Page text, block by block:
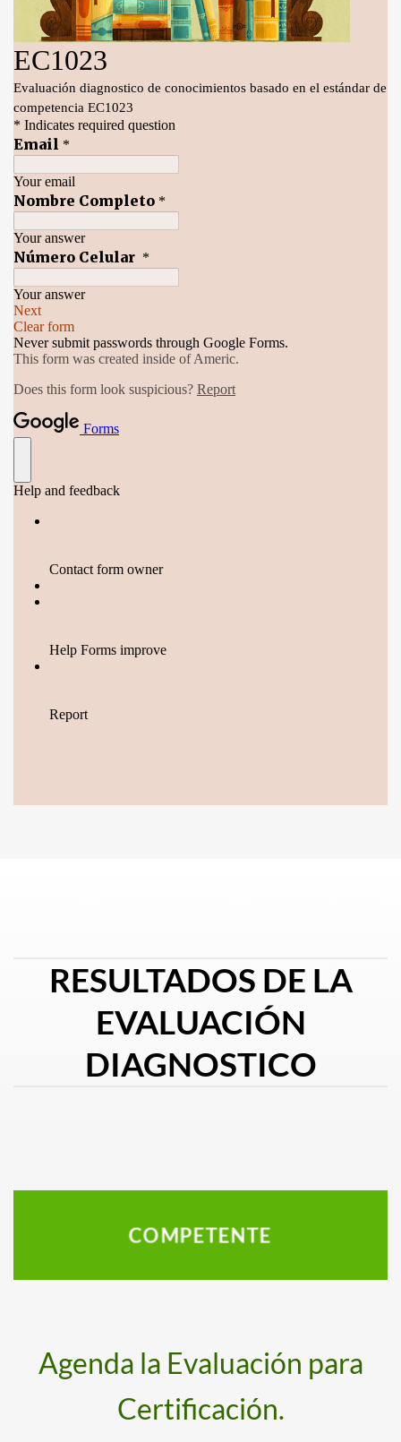
RESULTADOS DE LA
EVALUACIÓN
DIAGNOSTICO
COMPETENTE
Agenda la Evaluación para
Certificación.